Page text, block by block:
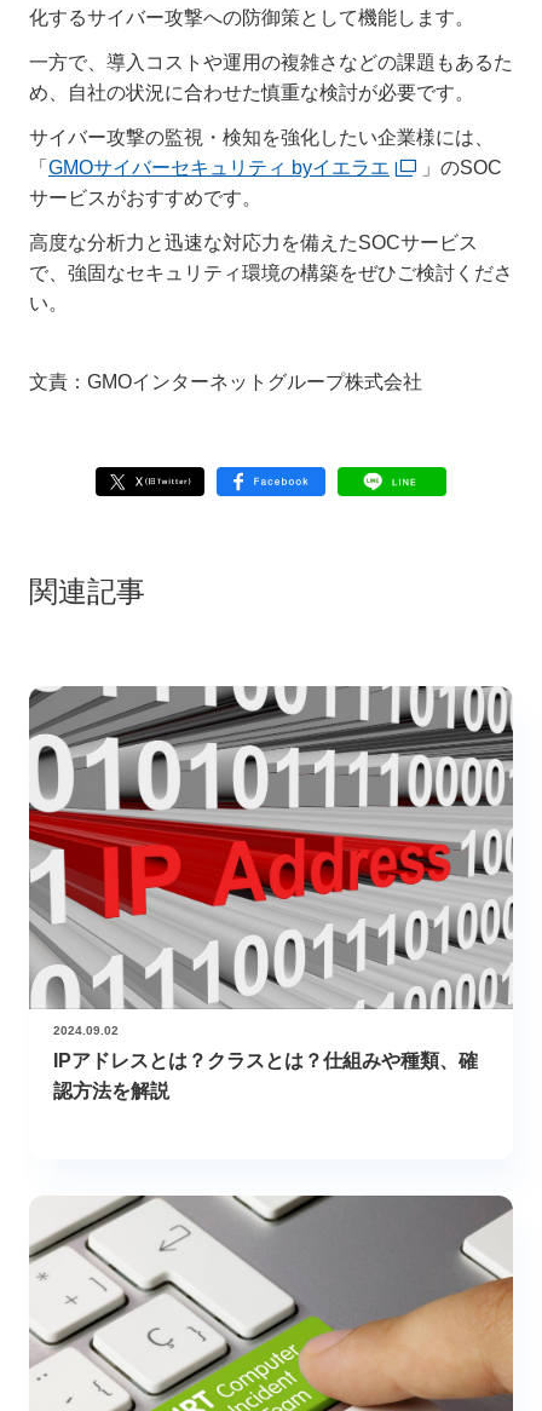
化するサイバー攻撃への防御策として機能します。
一方で、導入コストや運用の複雑さなどの課題もあるた
め、自社の状況に合わせた慎重な検討が必要です。
サイバー攻撃の監視・検知を強化したい企業様には、
「 GMOサイバーセキュリティ byイエラエ
」のSOC
サービスがおすすめです。
高度な分析力と迅速な対応力を備えたSOCサービス
で、強固なセキュリティ環境の構築をぜひご検討くださ
い。
文責：GMOインターネットグループ株式会社
関連記事
2024.09.02
IPアドレスとは？クラスとは？仕組みや種類、確
認方法を解説